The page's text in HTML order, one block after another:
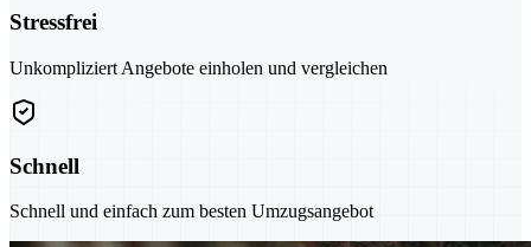
Stressfrei
Unkompliziert Angebote einholen und vergleichen
Schnell
Schnell und einfach zum besten Umzugsangebot